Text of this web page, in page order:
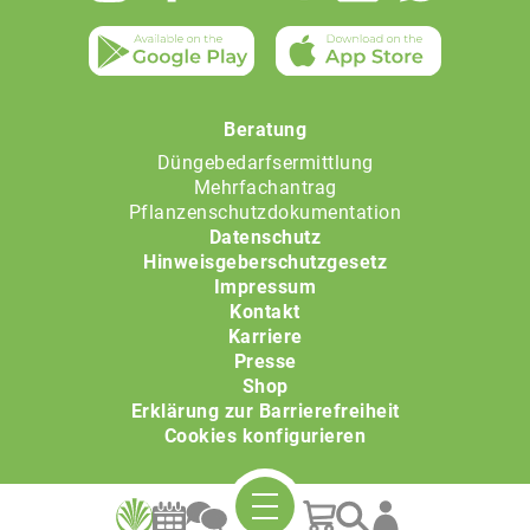
Beratung
Düngebedarfsermittlung
Mehrfachantrag
Pflanzenschutzdokumentation
Datenschutz
Hinweisgeberschutzgesetz
Impressum
Kontakt
Karriere
Presse
Shop
Erklärung zur Barrierefreiheit
Cookies konfigurieren